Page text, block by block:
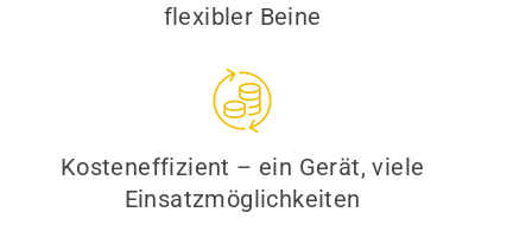
flexibler Beine
Kosteneffizient – ein Gerät, viele
Einsatzmöglichkeiten